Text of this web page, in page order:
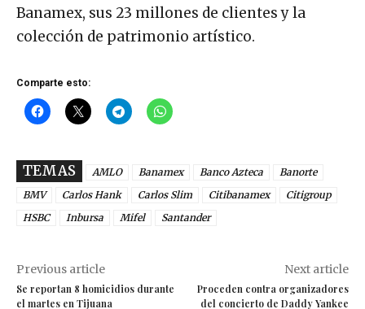
Banamex, sus 23 millones de clientes y la
colección de patrimonio artístico.
Comparte esto:
TEMAS AMLO Banamex Banco Azteca
Banorte
BMV
Carlos Hank Carlos Slim Citibanamex
Citigroup
HSBC
Inbursa Mifel Santander
Previous article
Se reportan 8 homicidios durante
el martes en Tijuana
Next article
Proceden contra organizadores
del concierto de Daddy Yankee